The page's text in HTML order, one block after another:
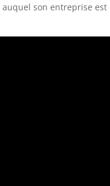
son entreprise